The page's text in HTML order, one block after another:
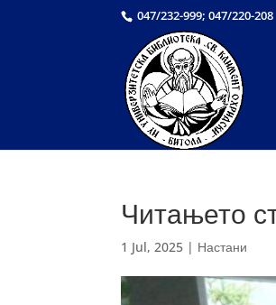
047/232-999; 047/220-208
Читањето
1 Jul, 2025 | Настани